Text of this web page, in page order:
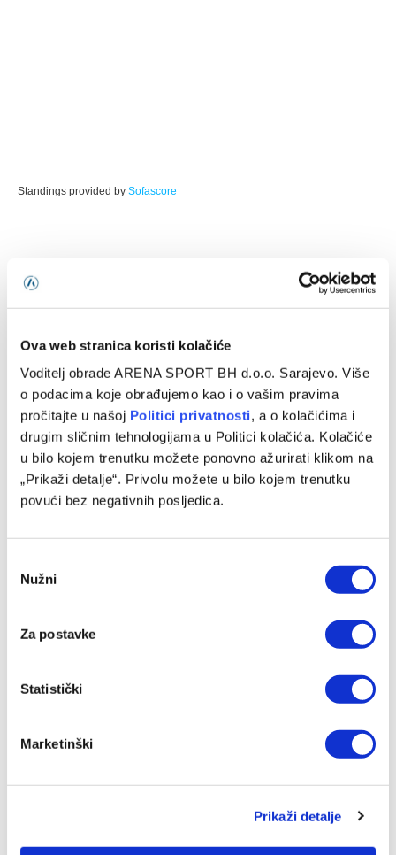
Ova web stranica koristi kolačiće
Voditelj obrade ARENA SPORT BH d.o.o. Sarajevo. Više
o podacima koje obrađujemo kao i o vašim pravima
pročitajte u našoj Politici privatnosti, a o kolačićima i
drugim sličnim tehnologijama u Politici kolačića. Kolačiće
u bilo kojem trenutku možete ponovno ažurirati klikom na
„Prikaži detalje“. Privolu možete u bilo kojem trenutku
povući bez negativnih posljedica.
Selection
Nužni
Za postavke
Statistički
Marketinški
Prikaži detalje
Standings provided by Sofascore
FacebookTwitterPinterestLinkedInTumblrWhatsApp
Email
Link
PRETHODNI ČLANAK
Lazio – Inter, Coppa Italia
SLJEDEĆI ČLANAK
Bosna večeras protiv
Partizana za ostanak u seriji,